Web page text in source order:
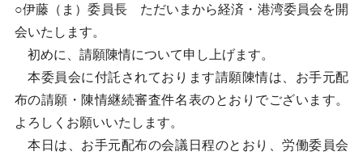
○伊藤（ま）委員長 ただいまから経済・港湾委員会を開
会いたします。
初めに、請願陳情について申し上げます。
本委員会に付託されております請願陳情は、お手元配
布の請願・陳情継続審査件名表のとおりでございます。
よろしくお願いいたします。
本日は、お手元配布の会議日程のとおり、労働委員会